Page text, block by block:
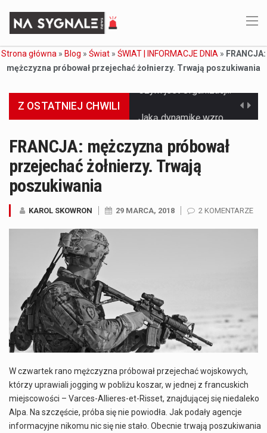
Strona główna » Blog » Świat » ŚWIAT | INFORMACJE DNIA » FRANCJA:
mężczyzna próbował przejechać żołnierzy. Trwają poszukiwania
Z OSTATNIEJ CHWILI
Czym były starożytne igrzyska olimpijskie w Grecji? Starożytne igrzyska olimpijskie odgrywały kluczową rolę w dziejach Grecji. Co cztery lata, w pięknej Olimpii, odbywały się te…
Co charakteryzuje wojnę na Ukrainie w 2026 roku? W 2026 roku wojna na Ukrainie trwa już pięć lat, a jej przebieg charakteryzuje się intensywnymi działaniami…
Czym jest Organizacja Traktatu Północnoatlantyckiego? Organizacja Traktatu Północnoatlantyckiego, powszechnie znana jako NATO, to międzynarodowy sojusz polityczno-wojskowy, który powstał 4 kwietnia 1949 roku. Został założony przez…
FRANCJA: mężczyzna próbował
przejechać żołnierzy. Trwają
poszukiwania
KAROL SKOWRON 29 MARCA, 2018 2 KOMENTARZE
W czwartek rano mężczyzna próbował przejechać wojskowych,
którzy uprawiali jogging w pobliżu koszar, w jednej z francuskich
miejscowości – Varces-Allieres-et-Risset, znajdującej się niedaleko
Alpa. Na szczęście, próba się nie powiodła. Jak podały agencje
informacyjne nikomu nic się nie stało. Obecnie trwają poszukiwania